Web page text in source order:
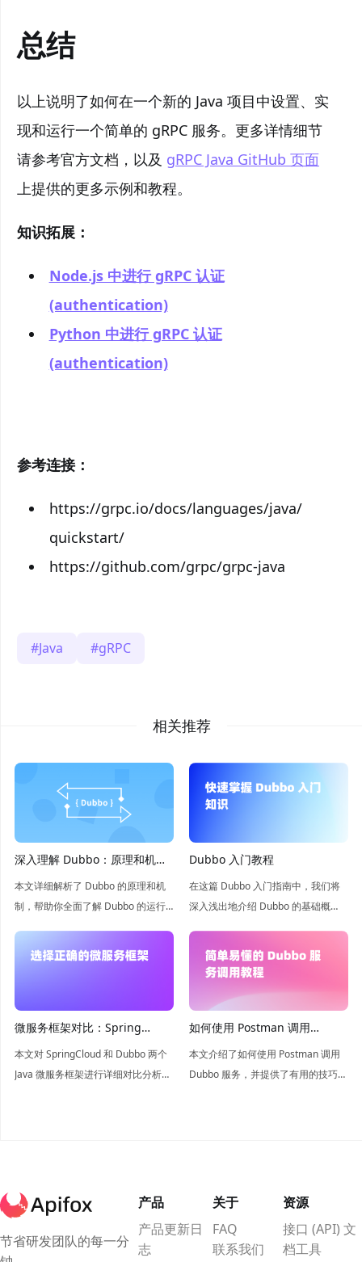
总结
以上说明了如何在一个新的 Java 项目中设置、实
现和运行一个简单的 gRPC 服务。更多详情细节
请参考官方文档，以及 gRPC Java GitHub 页面
上提供的更多示例和教程。
知识拓展：
Node.js 中进行 gRPC 认证
(authentication)
Python 中进行 gRPC 认证
(authentication)
参考连接：
https://grpc.io/docs/languages/java/
quickstart/
https://github.com/grpc/grpc-java
Java gRPC
相关推荐
深入理解 Dubbo：原理和机制
详解
本文详细解析了 Dubbo 的原理和机
制，帮助你全面了解 Dubbo 的运行
Dubbo 入门教程
在这篇 Dubbo 入门指南中，我们将
深入浅出地介绍 Dubbo 的基础概
开始构建分布式系统。
微服务框架对比：Spring
Cloud vs Dubbo
本文对 SpringCloud 和 Dubbo 两个
Java 微服务框架进行详细对比分析，
如何使用 Postman 调用
Dubbo 服务
本文介绍了如何使用 Postman 调用
Dubbo 服务，并提供了有用的技巧和
节省研发团队的每一分
产品
产品更新日
志
关于
FAQ
联系我们
资源
接口 (API) 文
档工具